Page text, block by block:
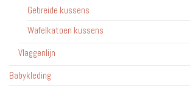
Gebreide kussens
Wafelkatoen kussens
Vlaggenlijn
Babykleding